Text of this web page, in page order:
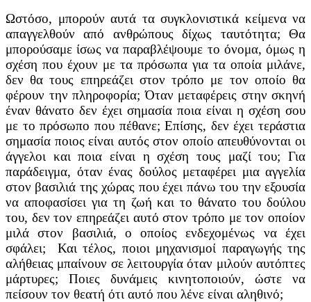
Ωστόσο, μπορούν αυτά τα συγκλονιστικά κείμενα να
απαγγελθούν από ανθρώπους δίχως ταυτότητα; Θα
μπορούσαμε ίσως να παραβλέψουμε το όνομα, όμως η
σχέση που έχουν με τα πρόσωπα για τα οποία μιλάνε,
δεν θα τους επηρεάζει στον τρόπο με τον οποίο θα
φέρουν την πληροφορία; Όταν μεταφέρεις στην σκηνή
έναν θάνατο δεν έχει σημασία ποια είναι η σχέση σου
με το πρόσωπο που πέθανε; Επίσης, δεν έχει τεράστια
σημασία ποιος είναι αυτός στον οποίο απευθύνονται οι
άγγελοι και ποια είναι η σχέση τους μαζί του; Για
παράδειγμα, όταν ένας δούλος μεταφέρει μια αγγελία
στον βασιλιά της χώρας που έχει πάνω του την εξουσία
να αποφασίσει για τη ζωή και το θάνατο του δούλου
του, δεν τον επηρεάζει αυτό στον τρόπο με τον οποίον
μιλά στον βασιλιά, ο οποίος ενδεχομένως να έχει
σφάλει; Και τέλος, ποιοι μηχανισμοί παραγωγής της
αλήθειας μπαίνουν σε λειτουργία όταν μιλούν αυτόπτες
μάρτυρες; Ποιες δυνάμεις κινητοποιούν, ώστε να
πείσουν τον θεατή ότι αυτό που λένε είναι αληθινό;